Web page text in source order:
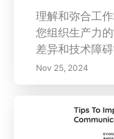
理解和弥合工作场所
您组织生产力
差异和技术障
发现弥补这些
馈机制、利用
增强协作并改
促进开放和信
Nov 25, 2024